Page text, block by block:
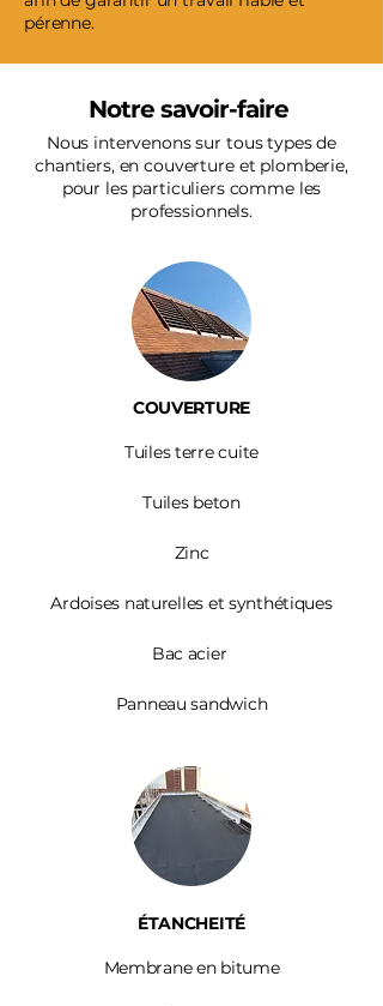
pérenne.
Notre savoir-faire
Nous intervenons sur tous types de
chantiers, en couverture et plomberie,
pour les particuliers comme les
professionnels.
COUVERTURE
Tuiles terre cuite
Tuiles beton
Zinc​
Ardoises naturelles et synthétiques
Bac acier
Panneau sandwich
ÉTANCHEITÉ
Membrane en bitume